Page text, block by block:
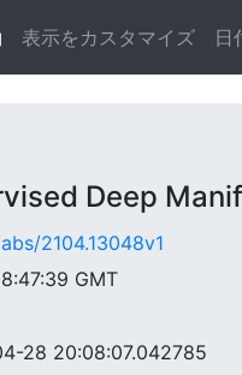
表示をカスタマイズ 日
Deep
2104.13048v1
GMT
28 20:08:07.042785